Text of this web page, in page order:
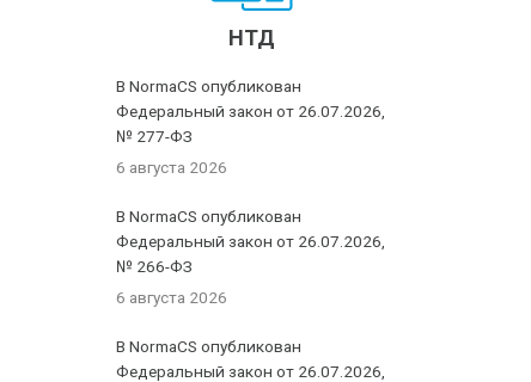
НТД
В NormaCS опубликован
Федеральный закон от 26.07.2026,
№ 277-ФЗ
6 августа 2026
В NormaCS опубликован
Федеральный закон от 26.07.2026,
№ 266-ФЗ
6 августа 2026
В NormaCS опубликован
Федеральный закон от 26.07.2026,